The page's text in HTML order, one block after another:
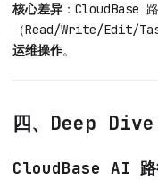
核心差异 ：CloudBase
（Read/Write/Edit/
运维操作。
四、Deep Dive
CloudBase AI